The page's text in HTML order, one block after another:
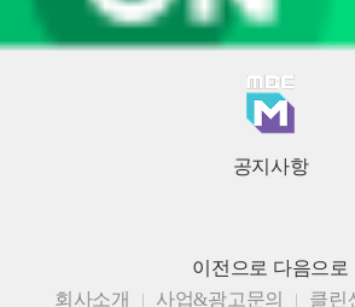
공지사항
이전으로 다음으로
회사소개
사업&광고문의 클린